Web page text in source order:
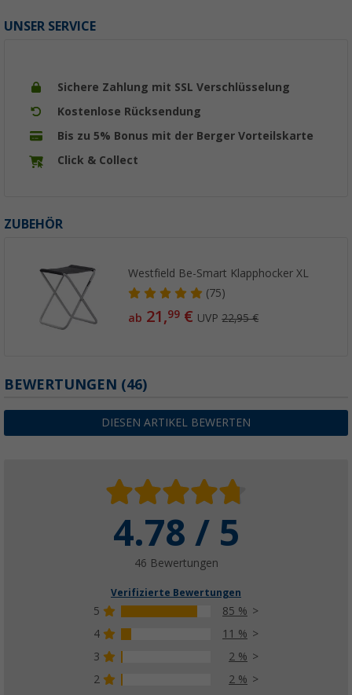
UNSER SERVICE
Sichere Zahlung mit SSL Verschlüsselung
Kostenlose Rücksendung
Bis zu 5% Bonus mit der Berger Vorteilskarte
Click & Collect
ZUBEHÖR
Westfield Be-Smart Klapphocker XL
(75)
ab 21,99 € UVP22,95 €
BEWERTUNGEN (46)
DIESEN ARTIKEL BEWERTEN
4.78 / 5
46 Bewertungen
Verifizierte Bewertungen
5
85 %
4
11 %
3
2 %
2
2 %